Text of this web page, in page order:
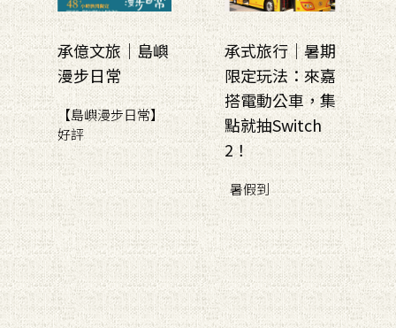
承億文旅｜島嶼
漫步日常
【島嶼漫步日常】
好評
承式旅行｜暑期
限定玩法：來嘉
搭電動公車，集
點就抽Switch
2！
暑假到